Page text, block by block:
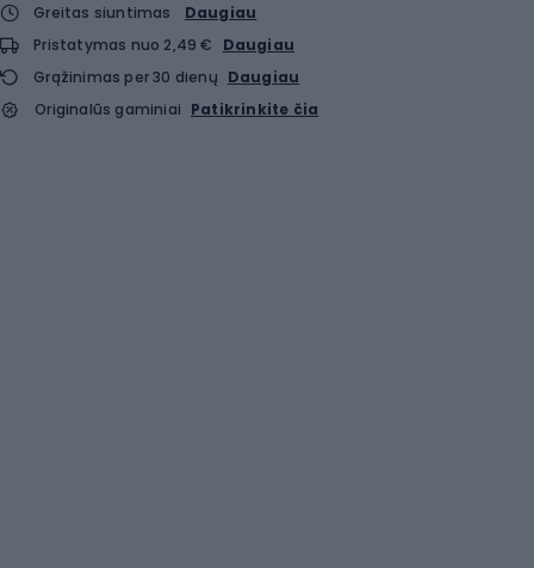
Greitas siuntimas
Daugiau
Pristatymas nuo 2,49 €
Daugiau
Grąžinimas per 30 dienų Daugiau
Originalūs gaminiai Patikrinkite čia